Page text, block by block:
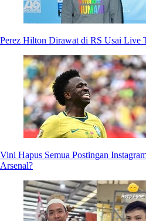
Perez Hilton Dirawat di RS Usai Live
Vini Hapus Semua Postingan
Arsenal?